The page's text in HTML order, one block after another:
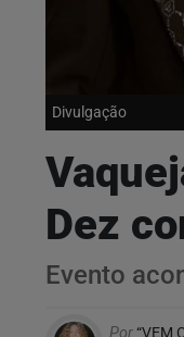
Divulgação
Dez
Evento